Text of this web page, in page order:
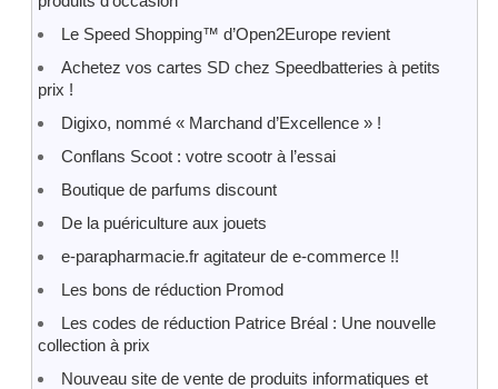
Le Speed Shopping™ d’Open2Europe revient
Achetez vos cartes SD chez Speedbatteries à petits
prix !
Digixo, nommé « Marchand d’Excellence » !
Conflans Scoot : votre scootr à l’essai
Boutique de parfums discount
De la puériculture aux jouets
e-parapharmacie.fr agitateur de e-commerce !!
Les bons de réduction Promod
Les codes de réduction Patrice Bréal : Une nouvelle
collection à prix
Nouveau site de vente de produits informatiques et